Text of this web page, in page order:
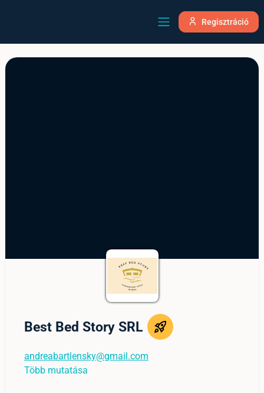
Regisztráció
Best Bed Story SRL
andreabartlensky@gmail.com
Több mutatása